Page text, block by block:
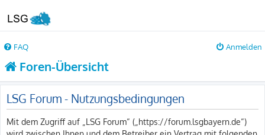
FAQ Anmelden
Foren-Übersicht
LSG Forum - Nutzungsbedingungen
Mit dem Zugriff auf „LSG Forum“ („https://forum.lsgbayern.de“)